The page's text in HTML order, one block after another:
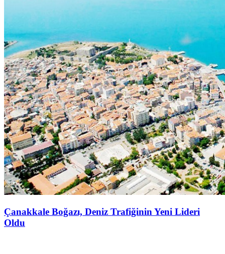
Çanakkale Boğazı, Deniz Trafiğinin Yeni Lideri
Oldu